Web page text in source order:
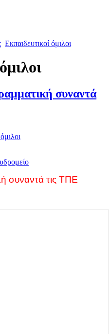
Εκπαιδευτικοί όμιλοι
συναντά
συναντά τις ΤΠΕ